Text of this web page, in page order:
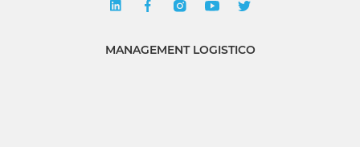
MANAGEMENT LOGISTICO